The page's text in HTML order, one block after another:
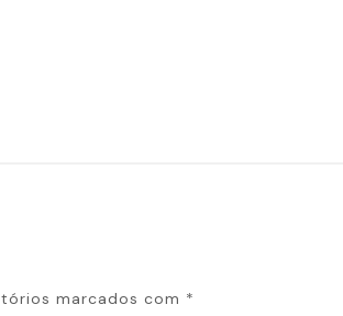
marcados com *